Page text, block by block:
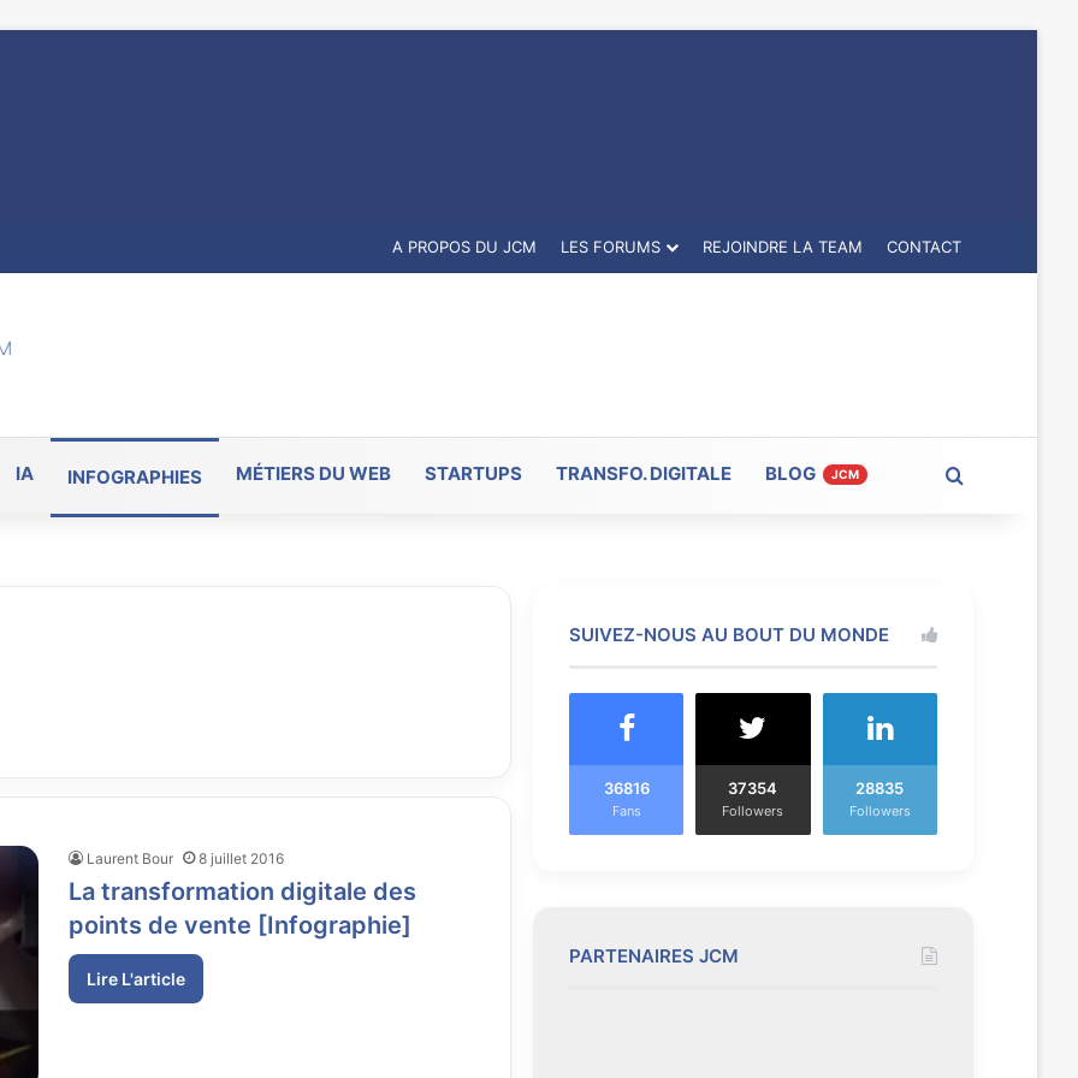
A PROPOS DU JCM LES FORUMS REJOINDRE LA TEAM CONTACT
IA INFOGRAPHIES MÉTIERS DU WEB STARTUPS TRANSFO. DIGITALE BLOG JCM
Laurent Bour 8 juillet 2016
La transformation digitale des
points de vente [Infographie]
Lire L'article
SUIVEZ-NOUS AU BOUT DU MONDE
36816
Fans
37354
Followers
28835
Followers
PARTENAIRES JCM